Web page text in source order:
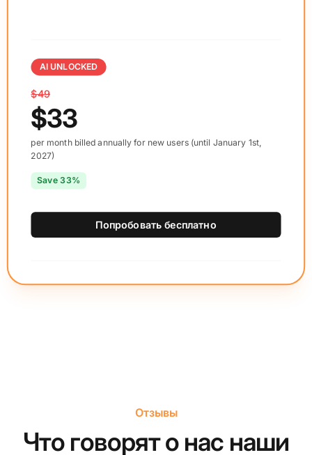
AI UNLOCKED
$49
$33
per month billed annually for new users (until January 1st,
2027)
Save 33%
Попробовать бесплатно
Отзывы
Что говорят о нас наши